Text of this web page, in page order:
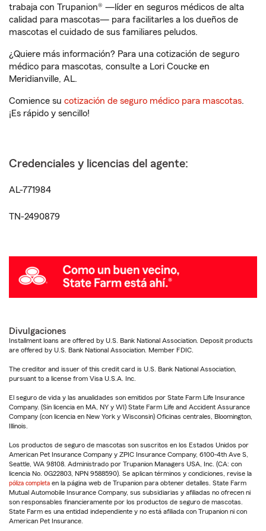
trabaja con Trupanion® —líder en seguros médicos de alta
calidad para mascotas— para facilitarles a los dueños de
mascotas el cuidado de sus familiares peludos.
¿Quiere más información? Para una cotización de seguro
médico para mascotas, consulte a Lori Coucke en
Meridianville, AL.
Comience su cotización de seguro médico para mascotas.
¡Es rápido y sencillo!
Credenciales y licencias del agente:
AL-771984
TN-2490879
Divulgaciones
Installment loans are offered by U.S. Bank National Association. Deposit products
are offered by U.S. Bank National Association. Member FDIC.
The creditor and issuer of this credit card is U.S. Bank National Association,
pursuant to a license from Visa U.S.A. Inc.
El seguro de vida y las anualidades son emitidos por State Farm Life Insurance
Company. (Sin licencia en MA, NY y WI) State Farm Life and Accident Assurance
Company (con licencia en New York y Wisconsin) Oficinas centrales, Bloomington,
Illinois.
Los productos de seguro de mascotas son suscritos en los Estados Unidos por
American Pet Insurance Company y ZPIC Insurance Company, 6100-4th Ave S,
Seattle, WA 98108. Administrado por Trupanion Managers USA, Inc. (CA: con
licencia No. 0G22803, NPN 9588590). Se aplican términos y condiciones, revise la
póliza completa en la página web de Trupanion para obtener detalles. State Farm
Mutual Automobile Insurance Company, sus subsidiarias y afiliadas no ofrecen ni
son responsables financieramente por los productos de seguro de mascotas.
State Farm es una entidad independiente y no está afiliada con Trupanion ni con
American Pet Insurance.